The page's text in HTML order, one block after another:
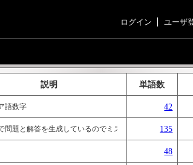
ログイン ユーザ
説明 単語数
語数字 42
問題と解答を生成しているのでミスはありません. 以下
135
48